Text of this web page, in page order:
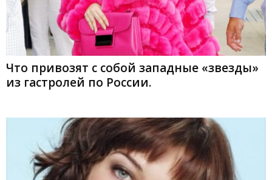
Что привозят с собой западные «звезды»
из гастролей по России.